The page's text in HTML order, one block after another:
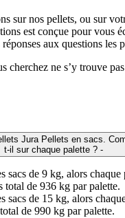
sur nos pellets, ou sur
est conçue pour vous
aux questions les
cherchez ne s’y trouve
Jura Pellets en sacs.
t-il sur chaque palette ? -
sacs de 9 kg, alors chaque
total de 936 kg par palette.
sacs de 15 kg, alors
de 990 kg par palette.